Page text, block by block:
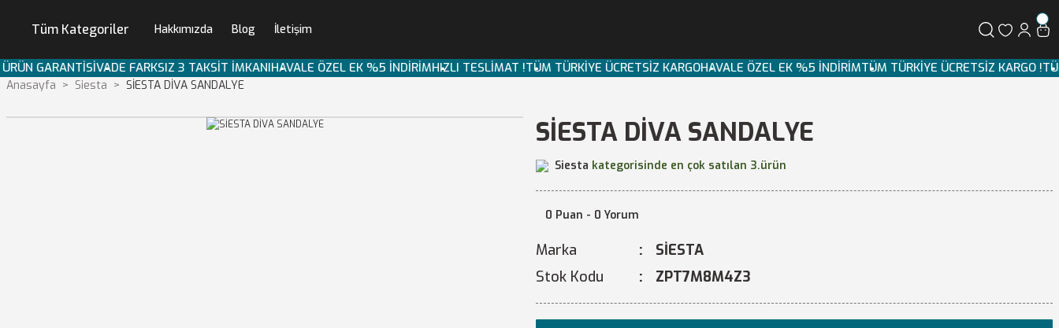
Tüm Kategoriler Hakkımızda Blog İletişim
ÜRÜN GARANTİSİVADE FARKSIZ 3 TAKSİT İMKANIHAVALE ÖZEL EK %5 İNDİRİMHIZLI TESLİMAT !TÜM TÜRKİYE ÜCRETSİZ KARGOHAVALE ÖZEL EK %5 İNDİRİMTÜM TÜRKİYE ÜCRETSİZ KARGO !
Anasayfa Siesta SİESTA DİVA SANDALYE
SİESTA DİVA SANDALYE
Siesta kategorisinde en çok satılan 3.ürün
0 Puan - 0 Yorum
Marka
SİESTA
Stok Kodu
ZPT7M8M4Z3